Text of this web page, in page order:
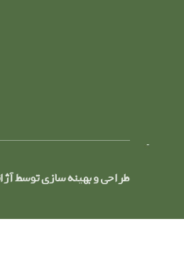
طراحی و بهینه سازی توسط